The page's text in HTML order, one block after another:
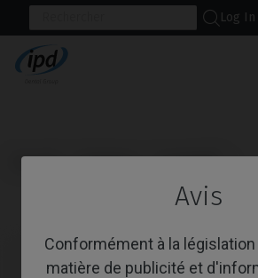
Avis
Conformément à la
matière de publicité et
Log
Accueil Systèmes Conelog®
Pilier PSD